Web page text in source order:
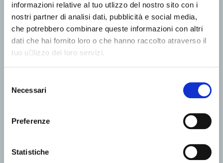
informazioni relative al tuo utlizzo del nostro sito con i
nostri partner di analisi dati, pubblicità e social media,
che potrebbero combinare queste informazioni con altri
dati che hai fornito loro o che hanno raccolto atraverso il
tuo u􀆟lizzo dei loro servizi.
delNecessari
Preferenze
Statistiche